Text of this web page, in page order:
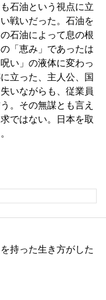
石油という視点に立
戦いだった。石油を
石油によって息の根
「恵み」であったは
い」の液体に変わっ
立った、主人公、国
いながらも、従業員
。その無謀とも言え
ではない。日本を取
持った生き方がした